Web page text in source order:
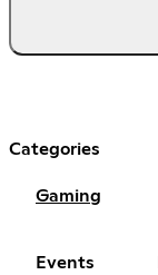
Categories
Gaming
Events